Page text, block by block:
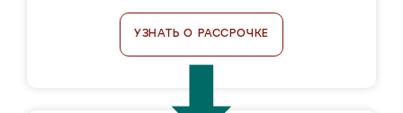
УЗНАТЬ О РАССРОЧКЕ